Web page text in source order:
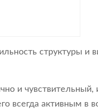
структуры
и
всегда активным в